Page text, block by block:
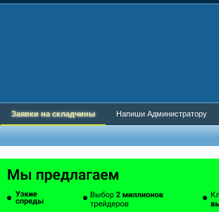
Заявки на складчины Напиши Администратору